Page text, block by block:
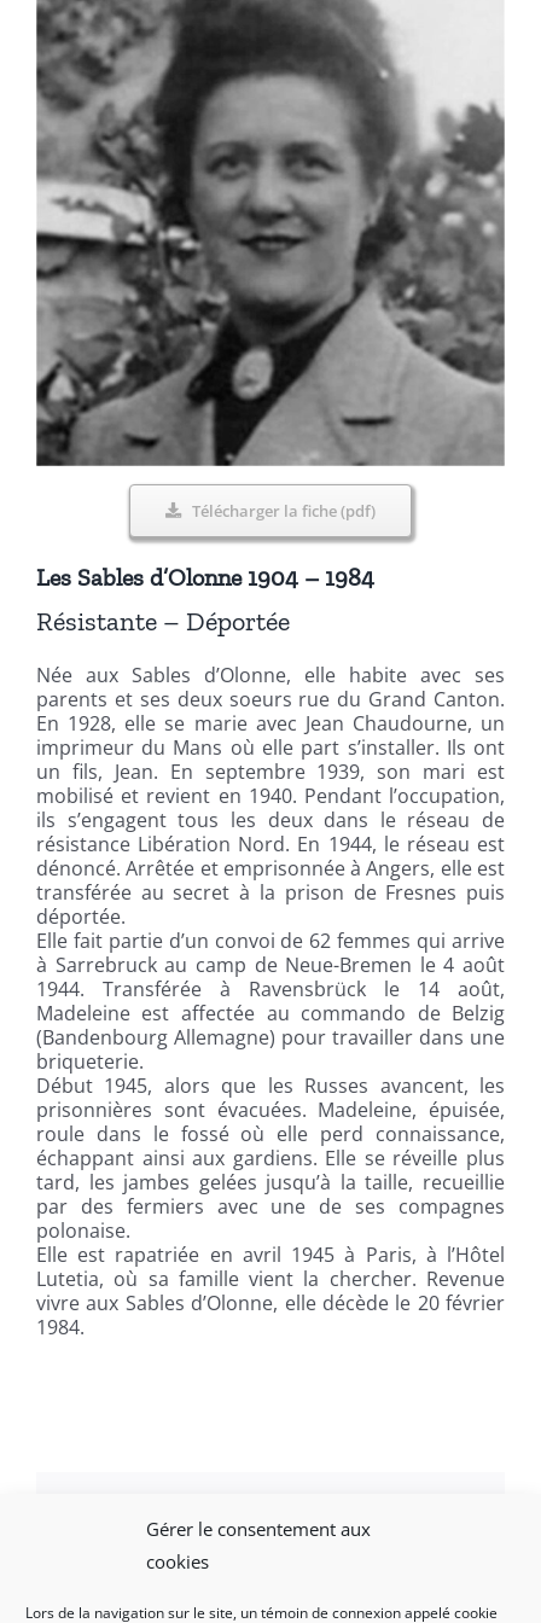
Gérer le consentement aux
cookies
Lors de la navigation sur le site, un témoin de connexion appelé cookie
Télécharger la fiche (pdf)
Les Sables d’Olonne 1904 – 1984
Résistante – Déportée
Née aux Sables d’Olonne, elle habite avec ses
parents et ses deux soeurs rue du Grand Canton.
En 1928, elle se marie avec Jean Chaudourne, un
imprimeur du Mans où elle part s’installer. Ils ont
un fils, Jean. En septembre 1939, son mari est
mobilisé et revient en 1940. Pendant l’occupation,
ils s’engagent tous les deux dans le réseau de
résistance Libération Nord. En 1944, le réseau est
dénoncé. Arrêtée et emprisonnée à Angers, elle est
transférée au secret à la prison de Fresnes puis
déportée.
Elle fait partie d’un convoi de 62 femmes qui arrive
à Sarrebruck au camp de Neue-Bremen le 4 août
1944. Transférée à Ravensbrück le 14 août,
Madeleine est affectée au commando de Belzig
(Bandenbourg Allemagne) pour travailler dans une
briqueterie.
Début 1945, alors que les Russes avancent, les
prisonnières sont évacuées. Madeleine, épuisée,
roule dans le fossé où elle perd connaissance,
échappant ainsi aux gardiens. Elle se réveille plus
tard, les jambes gelées jusqu’à la taille, recueillie
par des fermiers avec une de ses compagnes
polonaise.
Elle est rapatriée en avril 1945 à Paris, à l’Hôtel
Lutetia, où sa famille vient la chercher. Revenue
vivre aux Sables d’Olonne, elle décède le 20 février
1984.
Facebook
X LinkedInWhatsApp
Email